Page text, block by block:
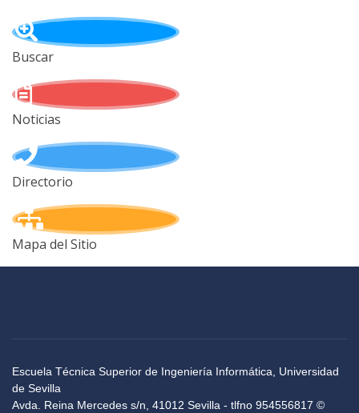
Buscar
Noticias
Directorio
Mapa del Sitio
Escuela Técnica Superior de Ingeniería Informática, Universidad
de Sevilla
Avda. Reina Mercedes s/n, 41012 Sevilla - tlfno 954556817 ©